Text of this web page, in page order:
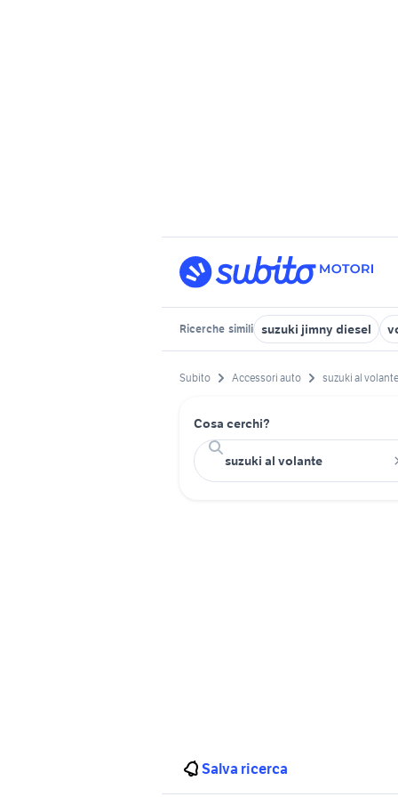
Ricerche simili suzuki jimny diesel
Subito Accessori auto suzuki al volante
Cosa cerchi?
Salva ricerca